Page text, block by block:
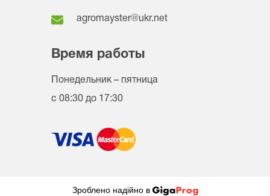
agromayster@ukr.net
Время работы
Понедельник – пятница
с 08:30 до 17:30
Зроблено надійно в